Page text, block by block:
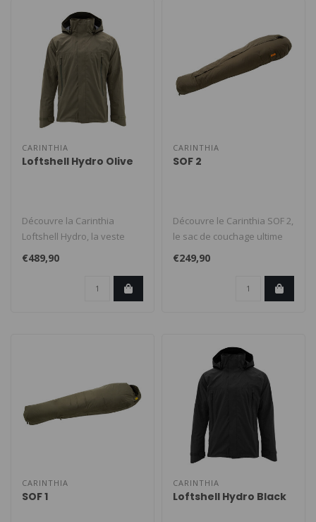
CARINTHIA
Loftshell Hydro Olive
Découvre la Carinthia
Loftshell Hydro, la veste
imperméable ultime qui te
gard..
€489,90
CARINTHIA
SOF 2
Découvre le Carinthia SOF 2,
le sac de couchage ultime
pour les aventuriers mod..
€249,90
CARINTHIA
SOF 1
CARINTHIA
Loftshell Hydro Black